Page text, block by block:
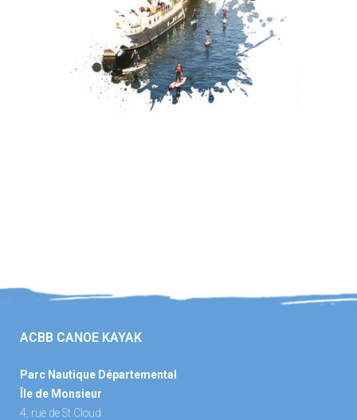
ACBB CANOE KAYAK
Parc Nautique Départemental
Île de Monsieur
4, rue de St Cloud